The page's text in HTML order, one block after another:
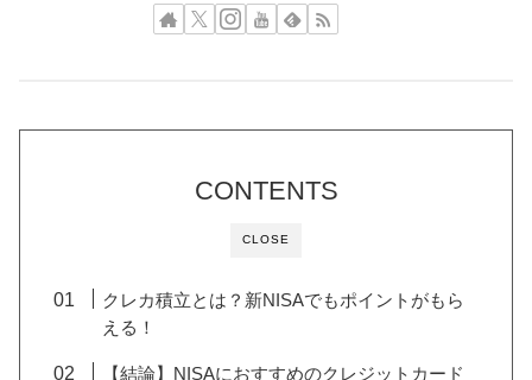
CLOSE
CONTENTS
クレカ積立とは？新NISAでもポイントがもら
える！
【結論】NISAにおすすめのクレジットカード